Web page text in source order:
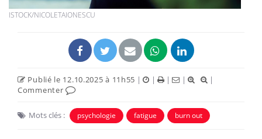
ISTOCK/NICOLETAIONESCU
Publié le 12.10.2025 à 11h55 | | | |
|
Commenter
Mots clés : psychologie fatigue burn out